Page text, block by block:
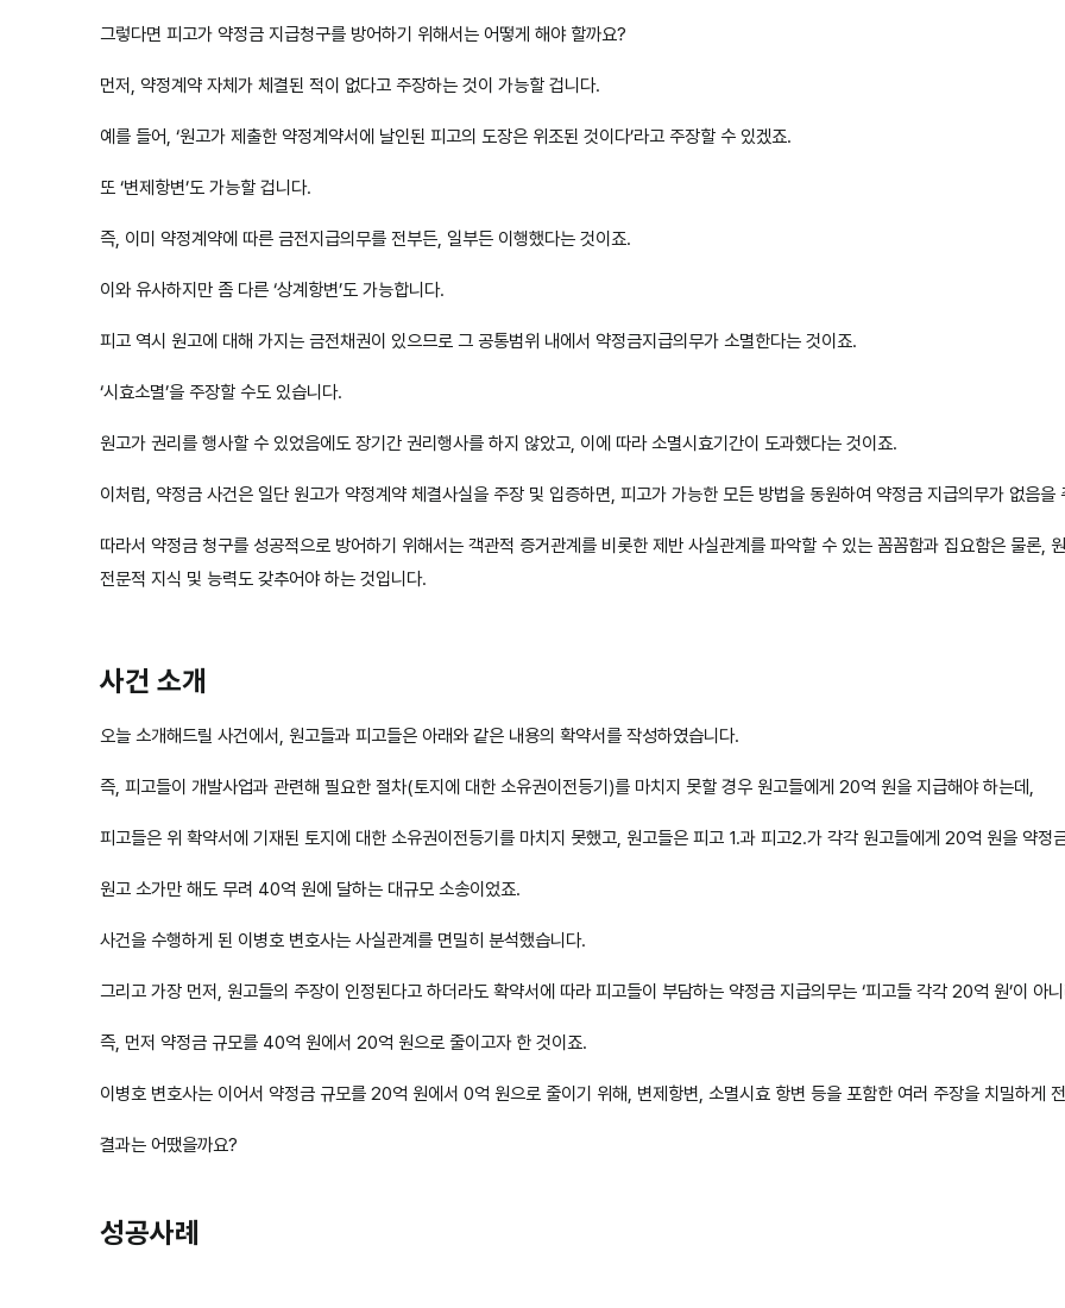
그렇다면 피고가 약정금 지급청구를 방어하기 위해서는 어떻게 해야 할까요?
먼저, 약정계약 자체가 체결된 적이 없다고 주장하는 것이 가능할 겁니다.
예를 들어, ‘원고가 제출한 약정계약서에 날인된 피고의 도장은 위조된 것이다’라고 주장할 수 있겠죠.
또 ‘변제항변’도 가능할 겁니다.
즉, 이미 약정계약에 따른 금전지급의무를 전부든, 일부든 이행했다는 것이죠.
이와 유사하지만 좀 다른 ‘상계항변’도 가능합니다.
피고 역시 원고에 대해 가지는 금전채권이 있으므로 그 공통범위 내에서 약정금지급의무가 소멸한다는 것이죠.
‘시효소멸’을 주장할 수도 있습니다.
원고가 권리를 행사할 수 있었음에도 장기간 권리행사를 하지 않았고, 이에 따라 소멸시효기간이 도과했다는 것이죠.
이처럼, 약정금 사건은 일단 원고가 약정계약 체결사실을 주장 및 입증하면, 피고가 가능한 모든 방법을 동원하여 약정금 지급의무가 없음
따라서 약정금 청구를 성공적으로 방어하기 위해서는 객관적 증거관계를 비롯한 제반 사실관계를 파악할 수 있는 꼼꼼함과 집요함은 물론,
전문적 지식 및 능력도 갖추어야 하는 것입니다.
사건 소개
오늘 소개해드릴 사건에서, 원고들과 피고들은 아래와 같은 내용의 확약서를 작성하였습니다.
즉, 피고들이 개발사업과 관련해 필요한 절차(토지에 대한 소유권이전등기)를 마치지 못할 경우 원고들에게 20억 원을 지급해야 하는데,
피고들은 위 확약서에 기재된 토지에 대한 소유권이전등기를 마치지 못했고, 원고들은 피고 1.과 피고2.가 각각 원고들에게 20억 원을 약정
원고 소가만 해도 무려 40억 원에 달하는 대규모 소송이었죠.
사건을 수행하게 된 이병호 변호사는 사실관계를 면밀히 분석했습니다.
그리고 가장 먼저, 원고들의 주장이 인정된다고 하더라도 확약서에 따라 피고들이 부담하는 약정금 지급의무는 ‘피고들 각각 20억 원’이 아
즉, 먼저 약정금 규모를 40억 원에서 20억 원으로 줄이고자 한 것이죠.
이병호 변호사는 이어서 약정금 규모를 20억 원에서 0억 원으로 줄이기 위해, 변제항변, 소멸시효 항변 등을 포함한 여러 주장을 치밀하게
결과는 어땠을까요?
성공사례